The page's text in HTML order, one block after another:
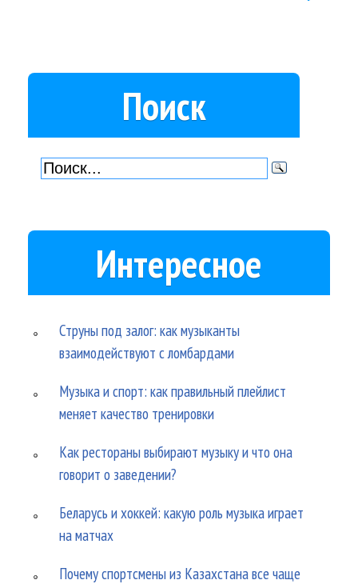
Поиск
Интересное
Струны под залог: как музыканты
взаимодействуют с ломбардами
Музыка и спорт: как правильный плейлист
меняет качество тренировки
Как рестораны выбирают музыку и что она
говорит о заведении?
Беларусь и хоккей: какую роль музыка играет
на матчах
Почему спортсмены из Казахстана все чаще